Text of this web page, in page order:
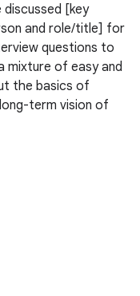
[key
and role/title] for
questions to
mixture of easy and
the basics of
term vision of